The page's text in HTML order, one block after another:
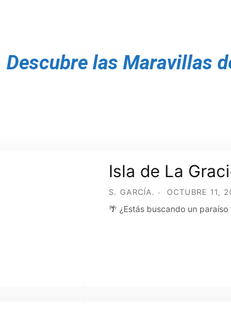
Descubre las Maravillas
Isla de La
S. GARCÍA. OCTUBRE 11,
🌴 ¿Estás buscando un